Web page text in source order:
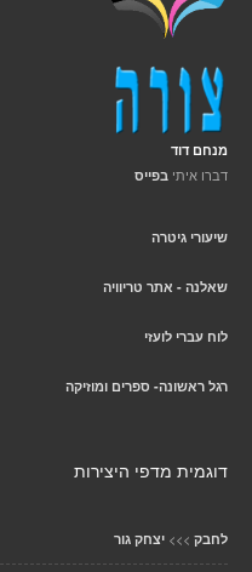
מנחם דוד
דברו איתי בפייס
שיעורי גיטרה
שאלנה - אתר טריוויה
לוח עברי לועזי
רגל ראשונה- ספרים ומוזיקה
דוגמית מדפי היצירות
לחבק >>> יצחק גור